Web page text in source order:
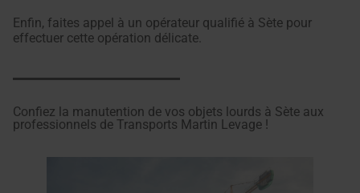
Enfin, faites appel à un opérateur qualifié à Sète pour
effectuer cette opération délicate.
Confiez la manutention de vos objets lourds à Sète aux
professionnels de Transports Martin Levage !